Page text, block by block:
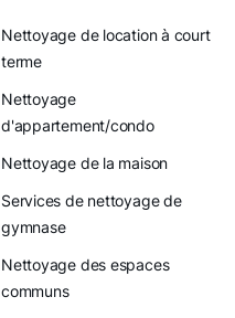
Nettoyage de location à court
terme
Nettoyage
d'appartement/condo
Nettoyage de la maison
Services de nettoyage de
gymnase
Nettoyage des espaces
communs